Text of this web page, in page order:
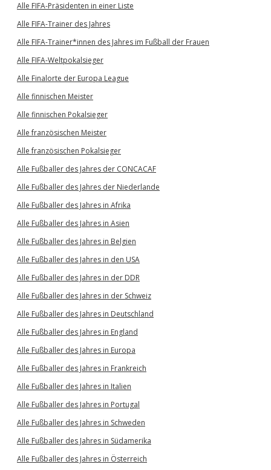
Alle FIFA-Präsidenten in einer Liste
Alle FIFA-Trainer des Jahres
Alle FIFA-Trainer*innen des Jahres im Fußball der Frauen
Alle FIFA-Weltpokalsieger
Alle Finalorte der Europa League
Alle finnischen Meister
Alle finnischen Pokalsieger
Alle französischen Meister
Alle französischen Pokalsieger
Alle Fußballer des Jahres der CONCACAF
Alle Fußballer des Jahres der Niederlande
Alle Fußballer des Jahres in Afrika
Alle Fußballer des Jahres in Asien
Alle Fußballer des Jahres in Belgien
Alle Fußballer des Jahres in den USA
Alle Fußballer des Jahres in der DDR
Alle Fußballer des Jahres in der Schweiz
Alle Fußballer des Jahres in Deutschland
Alle Fußballer des Jahres in England
Alle Fußballer des Jahres in Europa
Alle Fußballer des Jahres in Frankreich
Alle Fußballer des Jahres in Italien
Alle Fußballer des Jahres in Portugal
Alle Fußballer des Jahres in Schweden
Alle Fußballer des Jahres in Südamerika
Alle Fußballer des Jahres in Österreich